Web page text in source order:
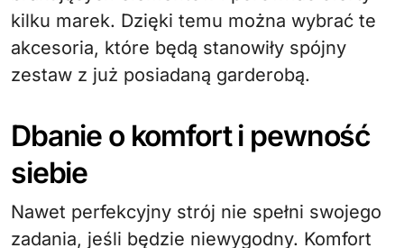
kilku marek. Dzięki temu można wybrać te
akcesoria, które będą stanowiły spójny
zestaw z już posiadaną garderobą.
Dbanie o komfort i pewność
siebie
Nawet perfekcyjny strój nie spełni swojego
zadania, jeśli będzie niewygodny. Komfort